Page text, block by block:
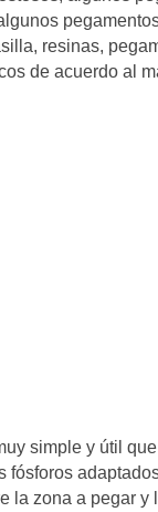
resinas,
de acuerdo al
simple y útil
fósforos
la zona a pegar y